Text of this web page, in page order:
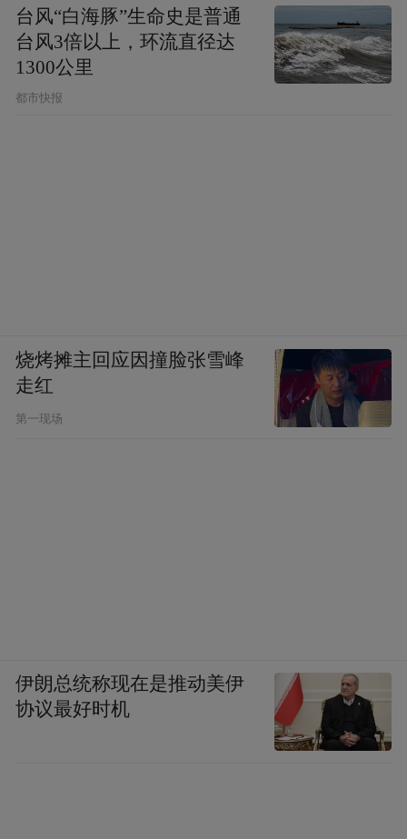
台风“白海豚”生命史是普通
台风3倍以上，环流直径达
1300公里
都市快报
烧烤摊主回应因撞脸张雪峰
走红
第一现场
伊朗总统称现在是推动美伊
协议最好时机